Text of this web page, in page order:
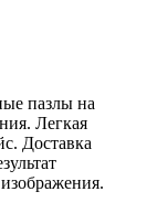
пазлы на
Легкая
Доставка